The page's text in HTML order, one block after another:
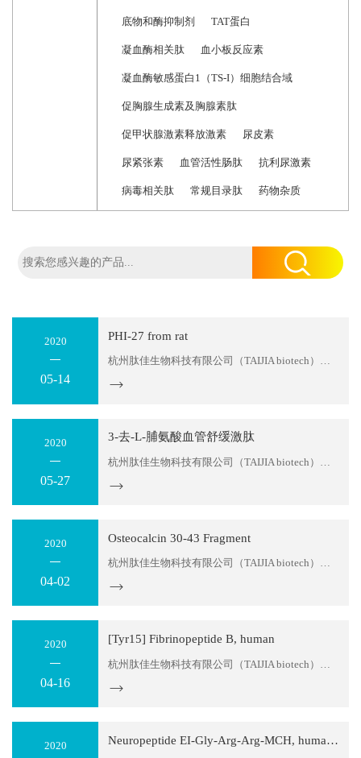
底物和酶抑制剂 TAT蛋白
凝血酶相关肽 血小板反应素
凝血酶敏感蛋白1（TS-I）细胞结合域
促胸腺生成素及胸腺素肽
促甲状腺激素释放激素 尿皮素
尿紧张素 血管活性肠肽 抗利尿激素
病毒相关肽 常规目录肽 药物杂质
2020
05-14
PHI-27 from rat
杭州肽佳生物科技有限公司（TAIJIA biotech）位于杭州滨江区天和高科园区。公司主要科研人员拥有十多年的多肽产品研发经验，可以为您提供多肽序列设计服务及各种特殊修饰肽生产。目前，我们可以提供：糖肽、同位素标记肽、大环螯合肽、MAPS复合抗原肽，应用于各类科学研究；各种荧光标记多肽，应用...
2020
05-27
3-去-L-脯氨酸血管舒缓激肽
2020
04-02
Osteocalcin 30-43 Fragment
杭州肽佳生物科技有限公司（TAIJIA biotech）位于杭州滨江区天和高科园区。公司主要科研人员拥有十多年的多肽产品研发经验，可以为您提供多肽序列设计服务及各种特殊修饰肽生产。目前，我们可以提供：糖肽、同位素标记肽、大环螯合肽、MAPS复合抗原肽，应用于各类科学研究；各种荧光标记多肽，应用...
2020
04-16
[Tyr15] Fibrinopeptide B, human
2020 Neuropeptide EI-Gly-Arg-Arg-MCH, human, mouse, rat